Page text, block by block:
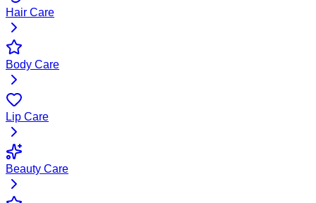
Hair Care
Body Care
Lip Care
Beauty Care